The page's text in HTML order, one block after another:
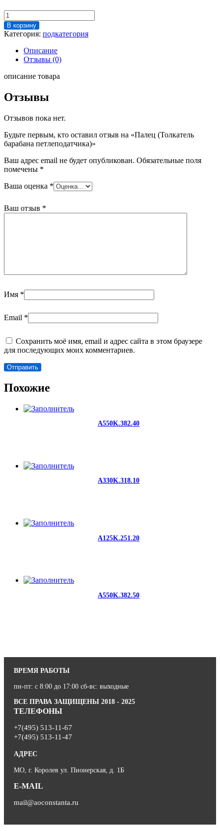
Количество
товара
Палец
(Толкатель
барабана
петлеподатчика)
В корзину
Категория: подкатегория
Описание
Отзывы (0)
описание товара
Отзывы
Отзывов пока нет.
Будьте первым, кто оставил отзыв на «Палец (Толкатель
барабана петлеподатчика)»
Ваш адрес email не будет опубликован. Обязательные поля
помечены *
Ваша оценка *
Ваш отзыв *
Имя *
Email *
Сохранить моё имя, email и адрес сайта в этом браузере
для последующих моих комментариев.
Похожие
A550K.382.40
A330K.318.10
A125K.251.20
A550K.382.50
ВРЕМЯ РАБОТЫ
пн-пт: с 8:00 до 17:00 сб-вс: выходные
ВСЕ ПРАВА ЗАЩИЩЕНЫ 2018 - 2025
ТЕЛЕФОНЫ
+7(495) 513-11-67
+7(495) 513-11-47
АДРЕС
МО, г. Королев ул. Пионерская, д. 1Б
E-MAIL
mail@aoconstanta.ru